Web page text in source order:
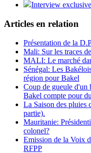
Interview
Articles en relation
Présentation de la
Mali: Sur les traces
MALI: Le marché
Sénégal: Les
région pour Bakel
Coup de gueule d'un
Bakel compte pour
La Saison des pluies
partie).
Mauritanie:
colonel?
Emission de la Voix
RFPP